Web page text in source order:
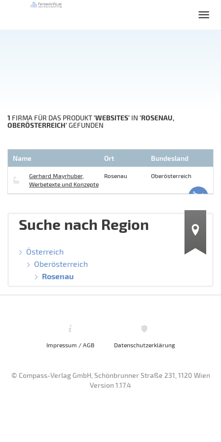
1 FIRMA FÜR DAS PRODUKT'WEBSITES' IN 'ROSENAU,
OBERÖSTERREICH'GEFUNDEN
Name Ort Bundesland
Gerhard Mayrhuber,
Werbetexte und Konzepte
Rosenau Oberösterreich
Suche nach Region
Österreich
Oberösterreich
Rosenau
Impressum / AGB Datenschutzerklärung
© Compass-Verlag GmbH, Schönbrunner Straße 231, 1120 Wien
Version 1.17.4